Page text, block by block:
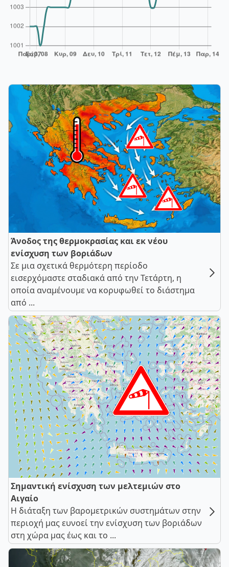
Άνοδος της θερμοκρασίας και εκ νέου
ενίσχυση των βοριάδων
Σε μια σχετικά θερμότερη περίοδο
εισερχόμαστε σταδιακά από την Τετάρτη, η
οποία αναμένουμε να κορυφωθεί το διάστημα
από ...
Σημαντική ενίσχυση των μελτεμιών στο
Αιγαίο
Η διάταξη των βαρομετρικών συστημάτων στην
περιοχή μας ευνοεί την ενίσχυση των βοριάδων
στη χώρα μας έως και το ...